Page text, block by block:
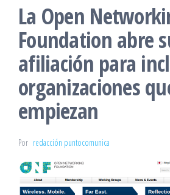
La Open
Foundation abre
afiliación para
organizaciones
empiezan
Por redacción puntocomunica